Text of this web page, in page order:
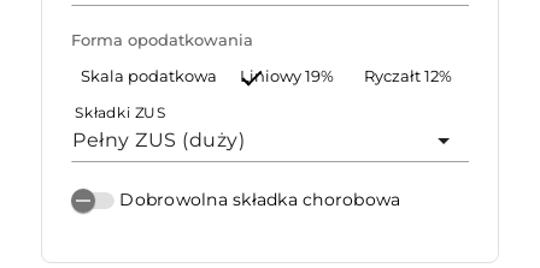
Forma opodatkowania
Skala podatkowa
Liniowy 19% Ryczałt 12%
Składki ZUS
Pełny ZUS (duży)
Dobrowolna składka chorobowa